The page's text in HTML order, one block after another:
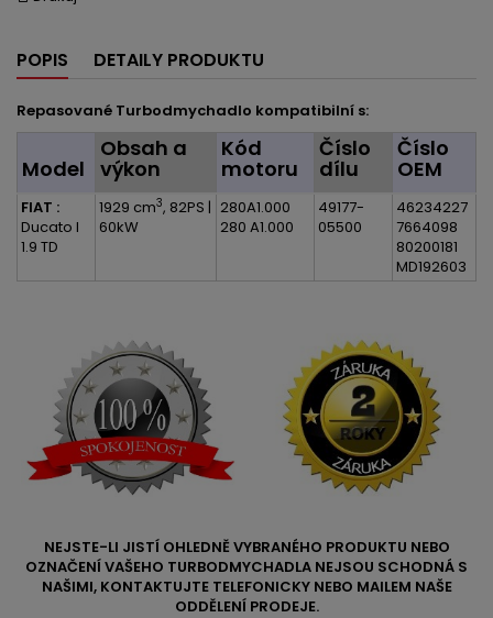
POPIS DETAILY PRODUKTU
Repasované Turbodmychadlo kompatibilní s:
Model
Obsah a
výkon
Kód
motoru
Číslo
dílu
Číslo
OEM
FIAT :
Ducato I
1.9 TD
1929 cm3, 82PS |
60kW
280A1.000
280 A1.000
49177-
05500
46234227
7664098
80200181
MD192603
NEJSTE-LI JISTÍ OHLEDNĚ VYBRANÉHO PRODUKTU NEBO
OZNAČENÍ VAŠEHO TURBODMYCHADLA NEJSOU SCHODNÁ S
NAŠIMI, KONTAKTUJTE TELEFONICKY NEBO MAILEM NAŠE
ODDĚLENÍ PRODEJE.